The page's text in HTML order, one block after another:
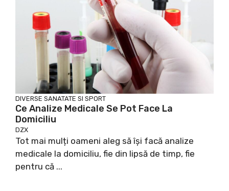
DIVERSE SANATATE SI SPORT
Ce Analize Medicale Se Pot Face La
Domiciliu
DZX
Tot mai mulți oameni aleg să își facă analize
medicale la domiciliu, fie din lipsă de timp, fie
pentru că ...